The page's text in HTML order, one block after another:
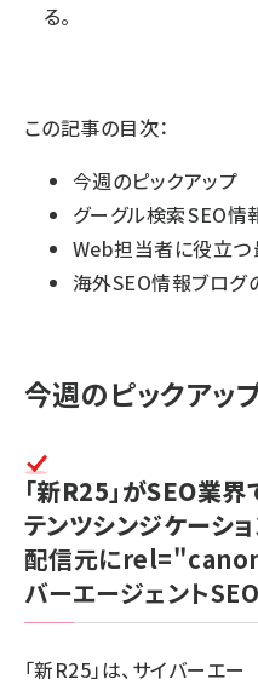
る。
この記事の目次：
今週のピックアップ
グーグル検索 SEO情
Web担当者に役立つ
海外SEO情報ブログ
今週のピックアッ
「新R25」がSEO業
テンツシンジケーシ
配信元に
バーエージェント
「新R25」は、サイバーエー